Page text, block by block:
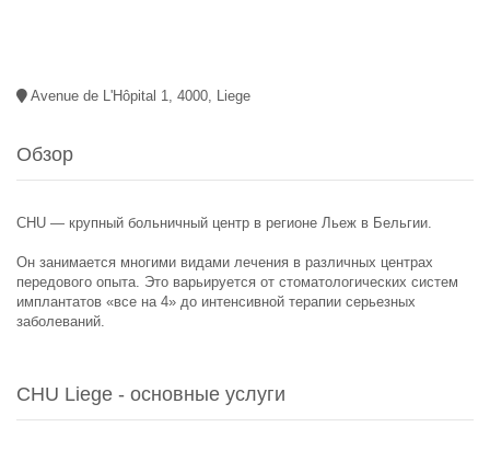
Avenue de L'Hôpital 1, 4000, Liege
Обзор
CHU — крупный больничный центр в регионе Льеж в Бельгии.
Он занимается многими видами лечения в различных центрах
передового опыта. Это варьируется от стоматологических систем
имплантатов «все на 4» до интенсивной терапии серьезных
заболеваний.
CHU Liege - основные услуги